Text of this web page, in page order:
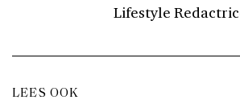
Lifestyle
LEES OOK